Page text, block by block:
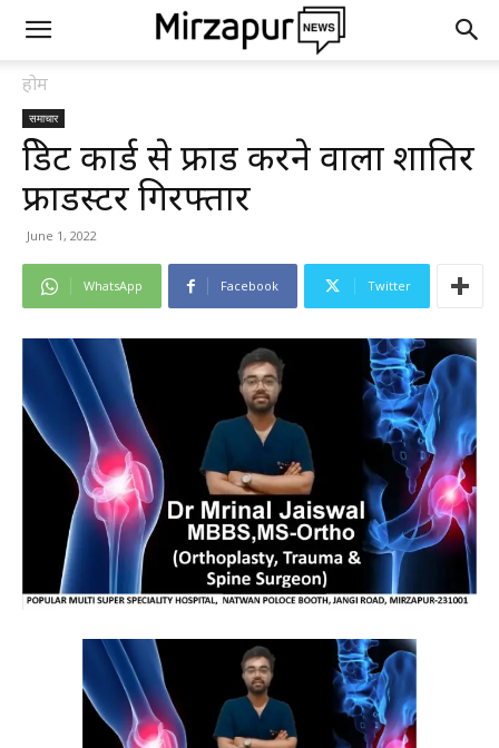
होम
समाचार
क्रेडिट कार्ड से फ्राड करने वाला शातिर
फ्राडस्टर गिरफ्तार
June 1, 2022
WhatsApp Facebook Twitter